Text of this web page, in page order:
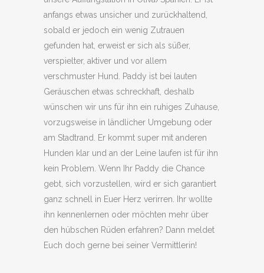
anfangs etwas unsicher und zurückhaltend,
sobald er jedoch ein wenig Zutrauen
gefunden hat, erweist er sich als süßer,
verspielter, aktiver und vor allem
verschmuster Hund. Paddy ist bei lauten
Geräuschen etwas schreckhaft, deshalb
wünschen wir uns für ihn ein ruhiges Zuhause,
vorzugsweise in ländlicher Umgebung oder
am Stadtrand. Er kommt super mit anderen
Hunden klar und an der Leine laufen ist für ihn
kein Problem. Wenn Ihr Paddy die Chance
gebt, sich vorzustellen, wird er sich garantiert
ganz schnell in Euer Herz verirren. Ihr wollte
ihn kennenlernen oder möchten mehr über
den hübschen Rüden erfahren? Dann meldet
Euch doch gerne bei seiner Vermittlerin!